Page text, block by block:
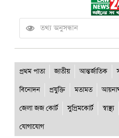
প্রথম পাতা জাতীয় আন্তর্জাতিক
বিনোদন
প্রযুক্তি মতামত
জেলা জজ কোর্ট
সুপ্রিমকোর্ট স্বাস্থ্য
যোগাযোগ